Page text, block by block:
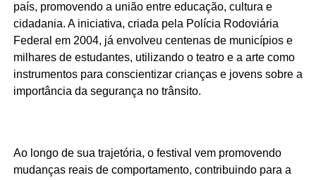
país, promovendo a união entre educação, cultura e
cidadania. A iniciativa, criada pela Polícia Rodoviária
Federal em 2004, já envolveu centenas de municípios e
milhares de estudantes, utilizando o teatro e a arte como
instrumentos para conscientizar crianças e jovens sobre a
importância da segurança no trânsito.
Ao longo de sua trajetória, o festival vem promovendo
mudanças reais de comportamento, contribuindo para a